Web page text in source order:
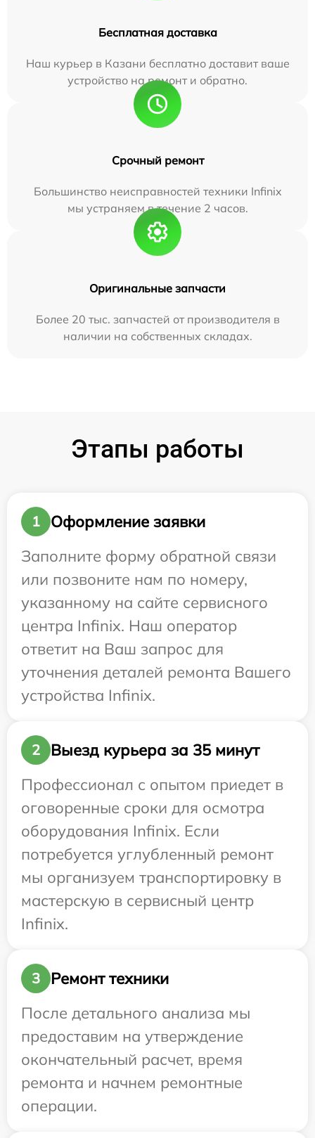
Бесплатная доставка
Наш курьер в Казани бесплатно доставит ваше
устройство на ремонт и обратно.
Срочный ремонт
Большинство неисправностей техники Infinix
мы устраняем в течение 2 часов.
Оригинальные запчасти
Более 20 тыс. запчастей от производителя в
наличии на собственных складах.
Этапы работы
1
Оформление заявки
Заполните форму обратной связи
или позвоните нам по номеру,
указанному на сайте сервисного
центра Infinix. Наш оператор
ответит на Ваш запрос для
уточнения деталей ремонта Вашего
устройства Infinix.
2
Выезд курьера за 35 минут
Профессионал с опытом приедет в
оговоренные сроки для осмотра
оборудования Infinix. Если
потребуется углубленный ремонт
мы организуем транспортировку в
мастерскую в сервисный центр
Infinix.
3
Ремонт техники
После детального анализа мы
предоставим на утверждение
окончательный расчет, время
ремонта и начнем ремонтные
операции.